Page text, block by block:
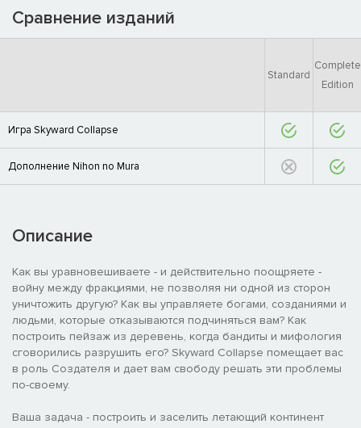
Сравнение изданий
Standard
Complete
Edition
Игра Skyward Collapse
Дополнение Nihon no Mura
Описание
Как вы уравновешиваете - и действительно поощряете -
войну между фракциями, не позволяя ни одной из сторон
уничтожить другую? Как вы управляете богами, созданиями и
людьми, которые отказываются подчиняться вам? Как
построить пейзаж из деревень, когда бандиты и мифология
сговорились разрушить его? Skyward Collapse помещает вас
в роль Создателя и дает вам свободу решать эти проблемы
по-своему.
Ваша задача - построить и заселить летающий континент